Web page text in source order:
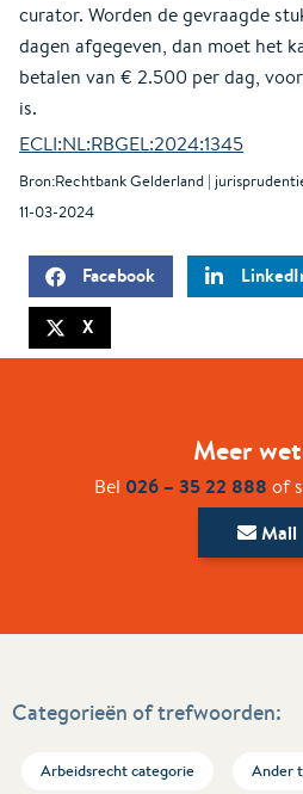
curator. Worden de gevraagde
dagen afgegeven, dan moet het
betalen van € 2.500 per dag,
is.
ECLI:NL:RBGEL:2024:1345
Bron:Rechtbank Gelderland |
11-03-2024
Facebook
X
Meer
Bel 026 – 35 22 888 of
Mail
Categorieën of trefwoorden:
Arbeidsrecht categorie Ander